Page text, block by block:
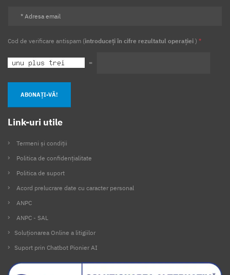
Cod de verificare antispam (introduceți în cifre rezultatul operației ) *
=
ABONAȚI-VĂ!
Link-uri utile
Termeni și condiții
Politica de confidențialitate
Politica de suport
Acord prelucrare date cu caracter personal
ANPC
ANPC - SAL
Soluționarea Online a litigiilor
Suport prin Chatbot Pionier AI